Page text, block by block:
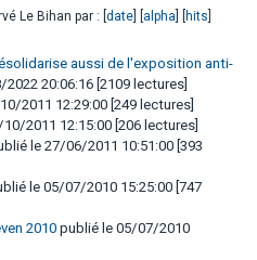
Le Bihan par : [ date alpha hits
aussi de l'exposition anti-
20:06:16 [2109 lectures]
2011 12:29:00 [249 lectures]
2011 12:15:00 [206 lectures]
le 27/06/2011 10:51:00 [393
le 05/07/2010 15:25:00 [747
2010 publié le 05/07/2010